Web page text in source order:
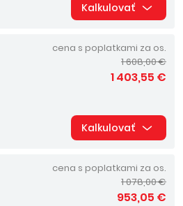
Kalkulovať
cena s poplatkami za os.
1 608,00 €
1 403,55 €
Kalkulovať
cena s poplatkami za os.
1 078,00 €
953,05 €